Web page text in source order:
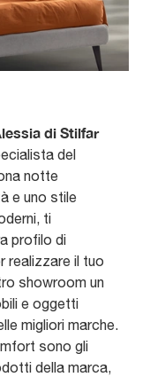
di Stilfar
del
notte
e uno stile
ti
profilo di
realizzare il tuo
showroom un
e oggetti
migliori marche.
sono gli
della marca,